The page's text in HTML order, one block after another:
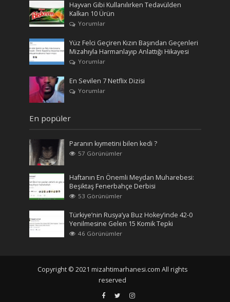
Hayvan Gibi Kullanılırken Tedavülden
Kalkan 10 Ürün
Yorumlar
Yüz Felci Geçiren Kızın Başından Geçenleri
Mizahıyla Harmanlayıp Anlattığı Hikayesi
Yorumlar
En Sevilen 7 Netflix Dizisi
Yorumlar
En popüler
Paranın kıymetini bilen kedi ?
57 Görünümler
Haftanın En Önemli Meydan Muharebesi:
Beşiktaş Fenerbahçe Derbisi
53 Görünümler
Türkiye’nin Rusya’ya Buz Hokey’inde 42-0
Yenilmesine Gelen 15 Komik Tepki
46 Görünümler
Copyright © 2021 mizahtimarhanesi.com All rights
reserved